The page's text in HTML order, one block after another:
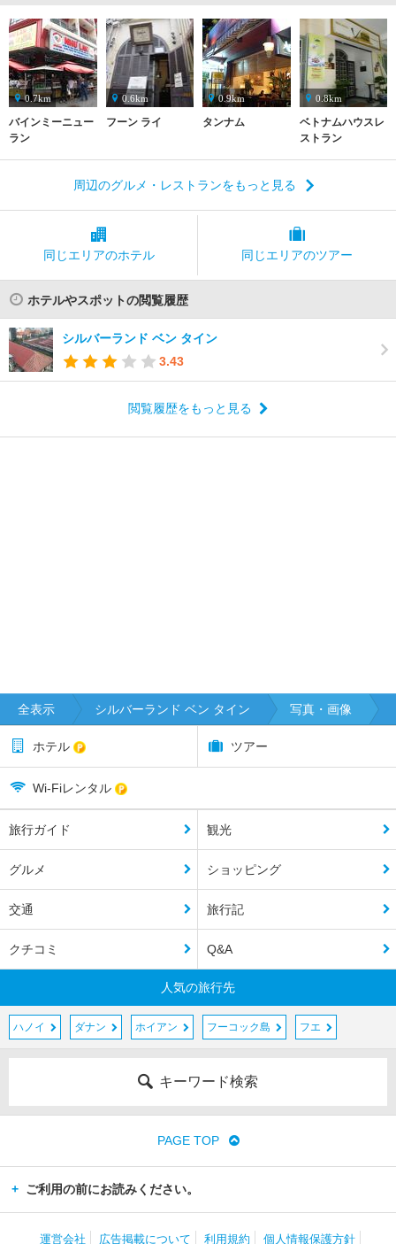
0.7km
バインミーニュー
ラン
0.6km
フーン ライ
0.9km
タンナム
0.8km
ベトナムハウスレ
ストラン
周辺のグルメ・レストランをもっと見る
同じエリアのホテル 同じエリアのツアー
ホテルやスポットの閲覧履歴
シルバーランド ベン タイン
3.43
閲覧履歴をもっと見る
全表示 シルバーランド ベン タイン 写真・画像
ホテル ツアー
Wi-Fiレンタル
旅行ガイド 観光
グルメ ショッピング
交通 旅行記
クチコミ Q&A
人気の旅行先
ハノイ ダナン ホイアン フーコック島 フエ
キーワード検索
PAGE TOP
ご利用の前にお読みください。
運営会社 広告掲載について 利用規約 個人情報保護方針